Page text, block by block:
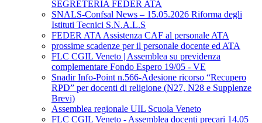
SEGRETERIA FEDER ATA
SNALS-Confsal News – 15.05.2026 Riforma degli
Istituti Tecnici S.N.A.L.S
FEDER ATA Assistenza CAF al personale ATA
prossime scadenze per il personale docente ed ATA
FLC CGIL Veneto | Assemblea su previdenza
complementare Fondo Espero 19/05 - VE
Snadir Info-Point n.566-Adesione ricorso “Recupero
RPD” per docenti di religione (N27, N28 e Supplenze
Brevi)
Assemblea regionale UIL Scuola Veneto
FLC CGIL Veneto - Assemblea docenti precari 14.05